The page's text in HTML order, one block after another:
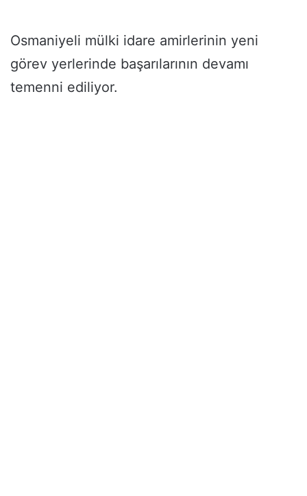
Osmaniyeli mülki idare amirlerinin yeni
görev yerlerinde başarılarının devamı
temenni ediliyor.